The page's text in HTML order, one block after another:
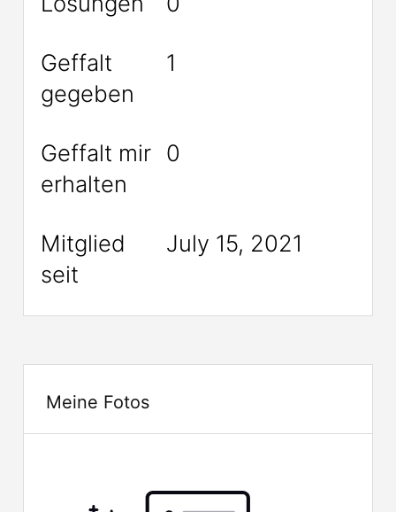
Geffalt
gegeben
1
Geffalt mir
erhalten
0
Mitglied
seit
July 15, 2021
Meine Fotos